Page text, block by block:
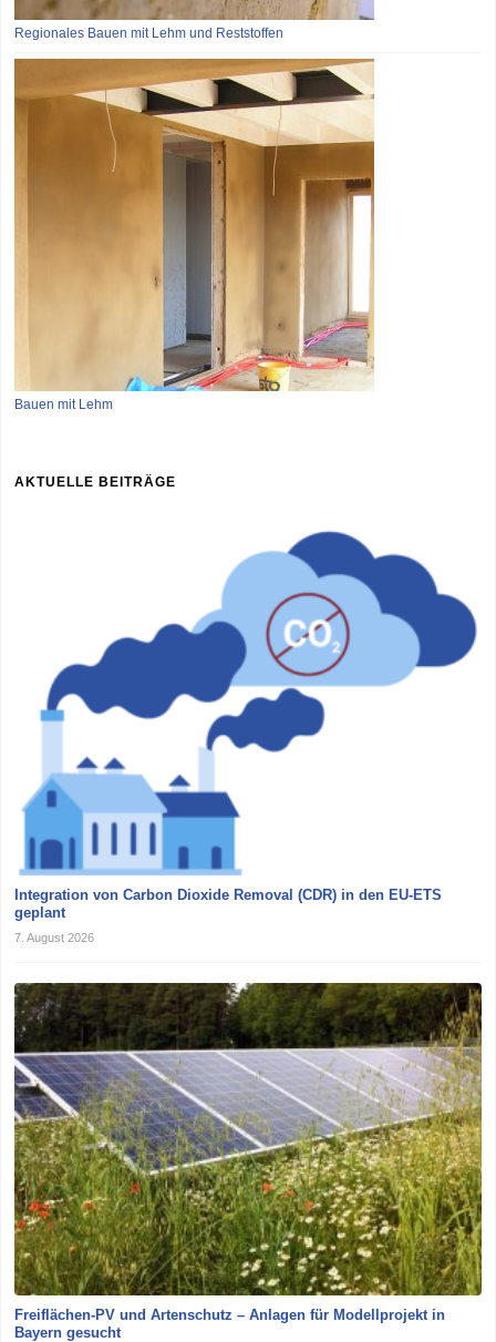
Regionales Bauen mit Lehm und Reststoffen
Bauen mit Lehm
AKTUELLE BEITRÄGE
Integration von Carbon Dioxide Removal (CDR) in den EU-ETS
geplant
7. August 2026
Freiflächen-PV und Artenschutz – Anlagen für Modellprojekt in
Bayern gesucht